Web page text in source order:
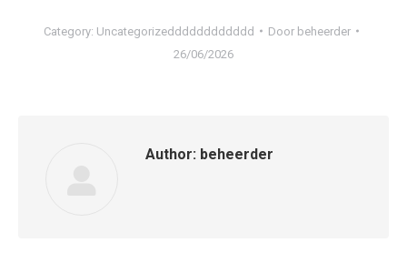
Category: Uncategorizedddddddddddd Door beheerder
26/06/2026
Author: beheerder